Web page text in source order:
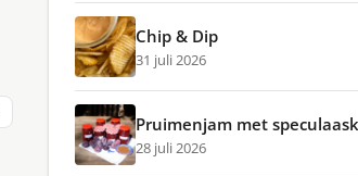
Chip & Dip
31 juli 2026
Pruimenjam met
28 juli 2026